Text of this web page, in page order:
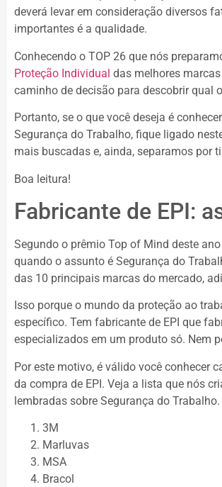
deverá levar em consideração diversos
importantes é a qualidade.
Conhecendo o TOP 26 que nós
Proteção Individual das melhores
caminho de decisão para descobrir qual
Portanto, se o que você deseja é
Segurança do Trabalho, fique ligado
mais buscadas e, ainda, separamos por
Boa leitura!
Fabricante de EPI:
Segundo o prêmio Top of Mind deste
quando o assunto é Segurança do
das 10 principais marcas do mercado,
Isso porque o mundo da proteção ao
específico. Tem fabricante de EPI que
especializados em um produto só. Nem
Por este motivo, é válido você conhecer
da compra de EPI. Veja a lista que nós
lembradas sobre Segurança do Trabalho.
3M
Marluvas
MSA
Bracol